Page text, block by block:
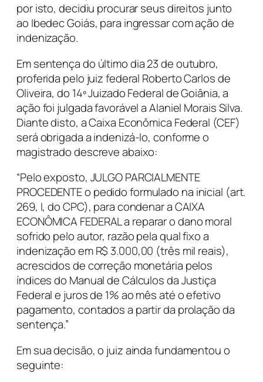
por isto, decidiu procurar seus direitos junto
ao Ibedec Goiás, para ingressar com ação de
indenização.
Em sentença do último dia 23 de outubro,
proferida pelo juiz federal Roberto Carlos de
Oliveira, do 14º Juizado Federal de Goiânia, a
ação foi julgada favorável a Alaniel Morais Silva.
Diante disto, a Caixa Econômica Federal (CEF)
será obrigada a indenizá-lo, conforme o
magistrado descreve abaixo:
“Pelo exposto, JULGO PARCIALMENTE
PROCEDENTE o pedido formulado na inicial (art.
269, I, do CPC), para condenar a CAIXA
ECONÔMICA FEDERAL a reparar o dano moral
sofrido pelo autor, razão pela qual fixo a
indenização em R$ 3.000,00 (três mil reais),
acrescidos de correção monetária pelos
índices do Manual de Cálculos da Justiça
Federal e juros de 1% ao mês até o efetivo
pagamento, contados a partir da prolação da
sentença.”
Em sua decisão, o juiz ainda fundamentou o
seguinte: